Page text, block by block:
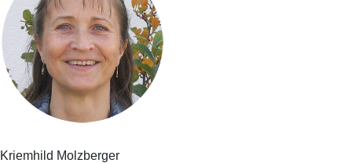
Kriemhild Molzberger